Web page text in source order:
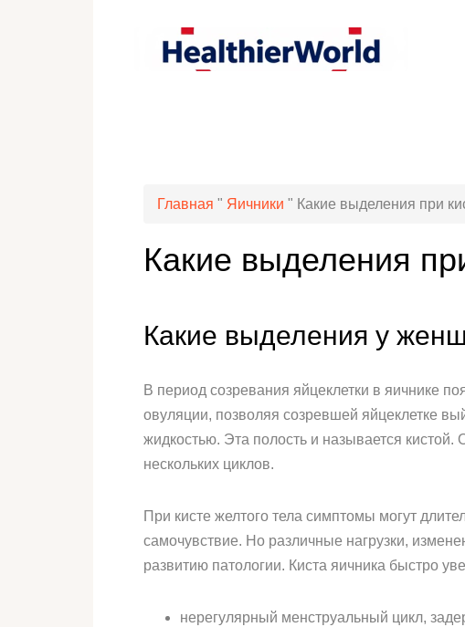
Главная " Яичники " Какие выделения при
Какие выделения
Какие выделения у
В период созревания яйцеклетки в яичнике
овуляции, позволяя созревшей яйцеклетке
жидкостью. Эта полость и называется кистой.
нескольких циклов.
При кисте желтого тела симптомы могут
самочувствие. Но различные нагрузки,
развитию патологии. Киста яичника быстро
нерегулярный менструальный цикл,